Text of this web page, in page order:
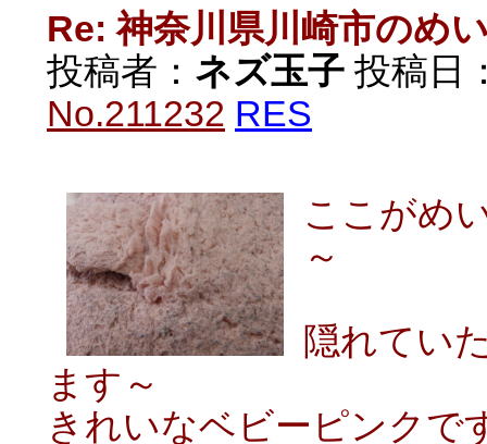
Re: 神奈川県川崎市のめ
投稿者： ネズ玉子 投稿日
No.211232 RES
ここがめ
～
隠れてい
ます～
きれいなベビーピンクで